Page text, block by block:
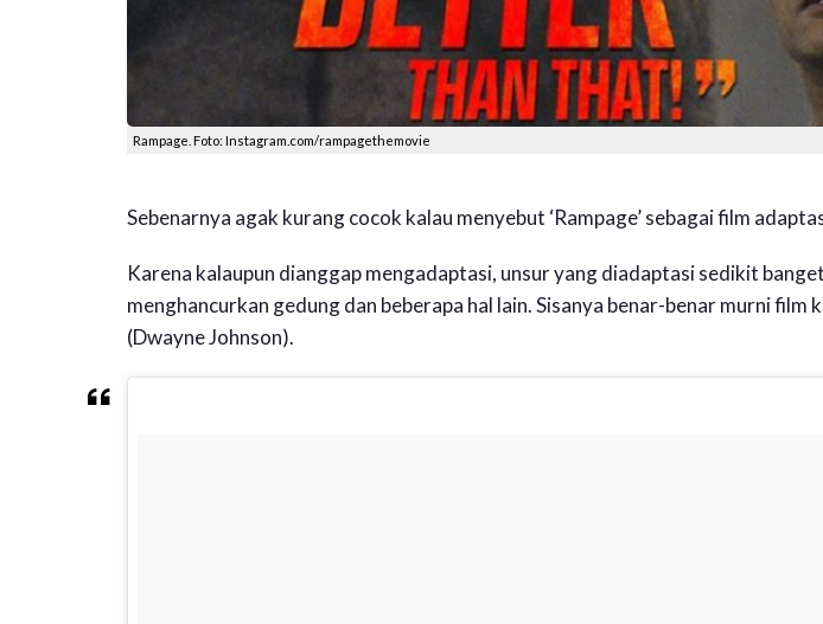
Rampage. Foto: Instagram.com/rampagethemovie
Sebenarnya agak kurang cocok kalau menyebut ‘Rampage’ sebagai film
Karena kalaupun dianggap mengadaptasi, unsur yang diadaptasi sedikit
menghancurkan gedung dan beberapa hal lain. Sisanya benar-benar murni film
(Dwayne Johnson).